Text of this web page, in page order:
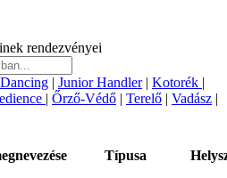
rendezvényei
| Junior Handler| Kotorék |
| Őrző-Védő | Terelő | Vadász |
Típusa